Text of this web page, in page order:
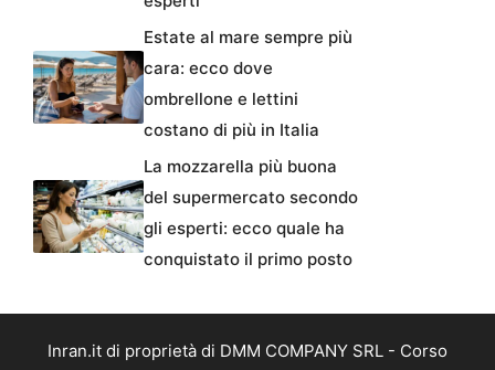
Estate al mare sempre più
cara: ecco dove
ombrellone e lettini
costano di più in Italia
La mozzarella più buona
del supermercato secondo
gli esperti: ecco quale ha
conquistato il primo posto
Inran.it di proprietà di DMM COMPANY SRL - Corso